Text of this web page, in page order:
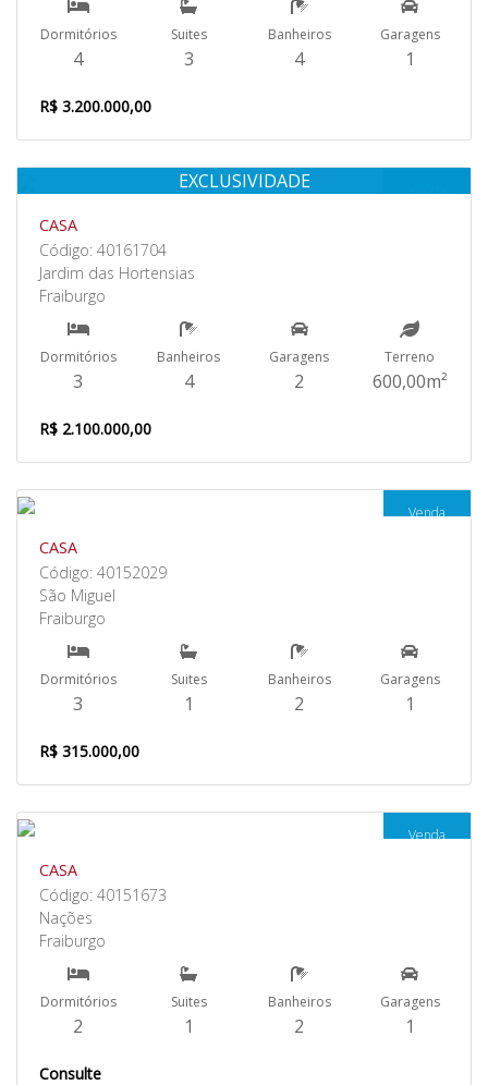
Dormitórios
4
Suites
3
Banheiros
4
Garagens
1
R$ 3.200.000,00
Venda
EXCLUSIVIDADE
CASA
Código: 40161704
Jardim das Hortensias
Fraiburgo
Dormitórios
3
Banheiros
4
Garagens
2
Terreno
600,00m²
R$ 2.100.000,00
Venda
CASA
Código: 40152029
São Miguel
Fraiburgo
Dormitórios
3
Suites
1
Banheiros
2
Garagens
1
R$ 315.000,00
Venda
CASA
Código: 40151673
Nações
Fraiburgo
Dormitórios
2
Suites
1
Banheiros
2
Garagens
1
Consulte